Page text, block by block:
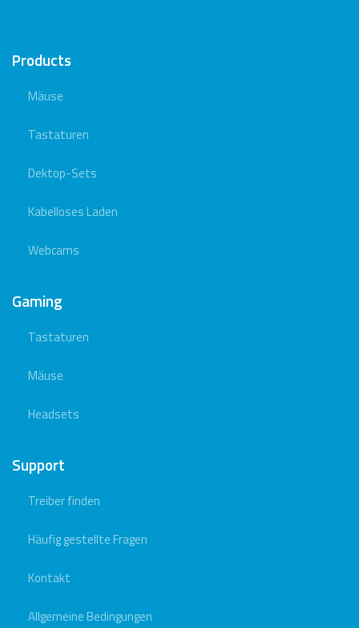
Products
Mäuse
Tastaturen
Dektop-Sets
Kabelloses Laden
Webcams
Gaming
Tastaturen
Mäuse
Headsets
Support
Treiber finden
Häufig gestellte Fragen
Kontakt
Allgemeine Bedingungen